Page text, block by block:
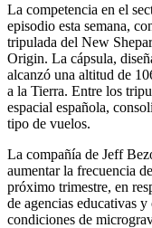
La competencia en el
episodio esta semana,
tripulada del New
Origin. La cápsula,
alcanzó una altitud de
a la Tierra. Entre los
espacial española,
tipo de vuelos.
La compañía de Jeff
aumentar la frecuencia
próximo trimestre, en
de agencias educativas
condiciones de